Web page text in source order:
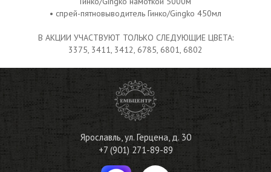
• спрей-пятновыводитель Гинко/Gingko 450мл
В АКЦИИ УЧАСТВУЮТ ТОЛЬКО СЛЕДУЮЩИЕ ЦВЕТА:
3375, 3411, 3412, 6785, 6801, 6802
Ярославль,ул. Герцена, д. 30
+7 (901) 271-89-89